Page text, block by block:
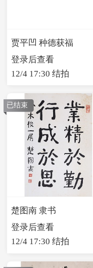
贾平凹 种德获福
登录后查看
12/4 17:30 结拍
已结束
楚图南 隶书
登录后查看
12/4 17:30 结拍